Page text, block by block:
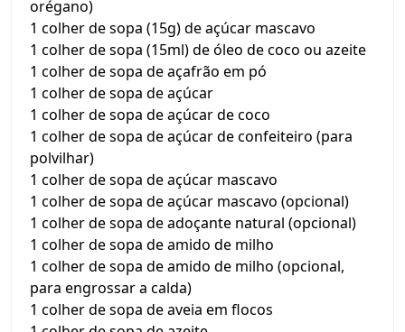
orégano)
1 colher de sopa (15g) de açúcar mascavo
1 colher de sopa (15ml) de óleo de coco ou azeite
1 colher de sopa de açafrão em pó
1 colher de sopa de açúcar
1 colher de sopa de açúcar de coco
1 colher de sopa de açúcar de confeiteiro (para
polvilhar)
1 colher de sopa de açúcar mascavo
1 colher de sopa de açúcar mascavo (opcional)
1 colher de sopa de adoçante natural (opcional)
1 colher de sopa de amido de milho
1 colher de sopa de amido de milho (opcional,
para engrossar a calda)
1 colher de sopa de aveia em flocos